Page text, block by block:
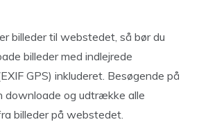
billeder til webstedet, så bør du
billeder med indlejrede
GPS) inkluderet. Besøgende på
downloade og udtrække alle
billeder på webstedet.